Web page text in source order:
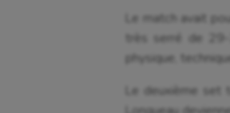
Le match avait
très serré de
physique,
Le deuxième